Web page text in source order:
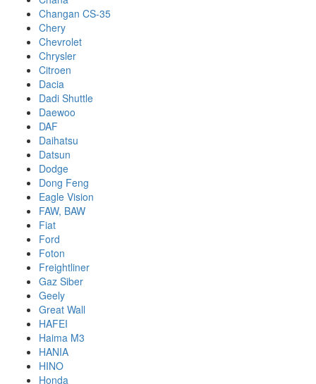
Changan CS-35
Chery
Chevrolet
Chrysler
Citroen
Dacia
Dadi Shuttle
Daewoo
DAF
Daihatsu
Datsun
Dodge
Dong Feng
Eagle Vision
FAW, BAW
Fiat
Ford
Foton
Freightliner
Gaz Siber
Geely
Great Wall
HAFEI
Haima M3
HANIA
HINO
Honda